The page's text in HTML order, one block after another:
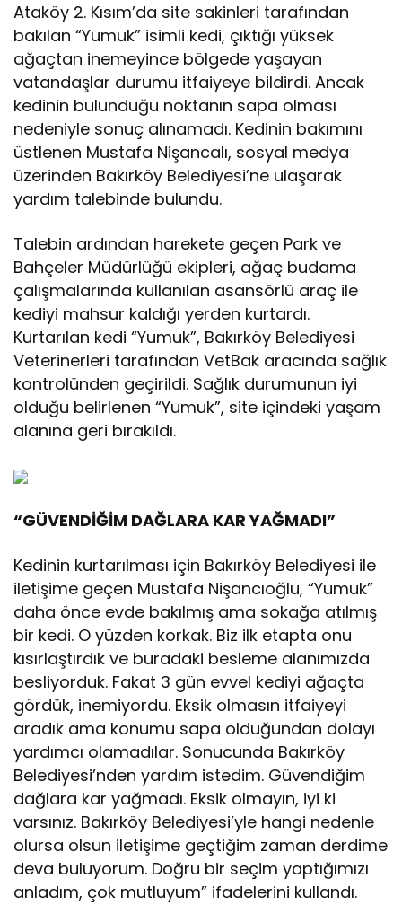
Ataköy 2. Kısım’da site sakinleri tarafından
bakılan “Yumuk” isimli kedi, çıktığı yüksek
ağaçtan inemeyince bölgede yaşayan
vatandaşlar durumu itfaiyeye bildirdi. Ancak
kedinin bulunduğu noktanın sapa olması
nedeniyle sonuç alınamadı. Kedinin bakımını
üstlenen Mustafa Nişancalı, sosyal medya
üzerinden Bakırköy Belediyesi’ne ulaşarak
yardım talebinde bulundu.
Talebin ardından harekete geçen Park ve
Bahçeler Müdürlüğü ekipleri, ağaç budama
çalışmalarında kullanılan asansörlü araç ile
kediyi mahsur kaldığı yerden kurtardı.
Kurtarılan kedi “Yumuk”, Bakırköy Belediyesi
Veterinerleri tarafından VetBak aracında sağlık
kontrolünden geçirildi. Sağlık durumunun iyi
olduğu belirlenen “Yumuk”, site içindeki yaşam
alanına geri bırakıldı.
“GÜVENDİĞİM DAĞLARA KAR YAĞMADI”
Kedinin kurtarılması için Bakırköy Belediyesi ile
iletişime geçen Mustafa Nişancıoğlu, “Yumuk”
daha önce evde bakılmış ama sokağa atılmış
bir kedi. O yüzden korkak. Biz ilk etapta onu
kısırlaştırdık ve buradaki besleme alanımızda
besliyorduk. Fakat 3 gün evvel kediyi ağaçta
gördük, inemiyordu. Eksik olmasın itfaiyeyi
aradık ama konumu sapa olduğundan dolayı
yardımcı olamadılar. Sonucunda Bakırköy
Belediyesi’nden yardım istedim. Güvendiğim
dağlara kar yağmadı. Eksik olmayın, iyi ki
varsınız. Bakırköy Belediyesi’yle hangi nedenle
olursa olsun iletişime geçtiğim zaman derdime
deva buluyorum. Doğru bir seçim yaptığımızı
anladım, çok mutluyum” ifadelerini kullandı.